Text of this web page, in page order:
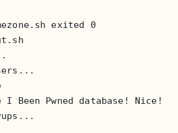
exited 0
Been Pwned database! Nice!